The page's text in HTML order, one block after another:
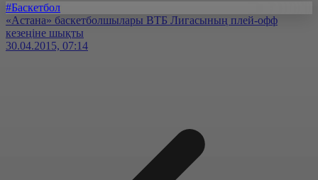
#Баскетбол
«Астана» баскетболшылары ВТБ Лигасының плей-офф
кезеңіне шықты
30.04.2015, 07:14